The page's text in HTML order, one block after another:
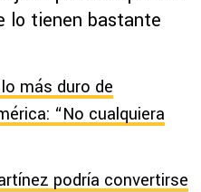
lo tienen bastante
más duro de
“No cualquiera
podría convertirse